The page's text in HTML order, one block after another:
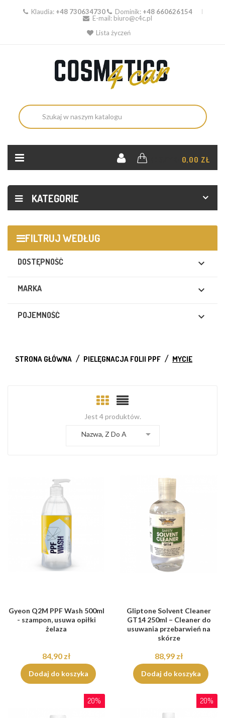
Klaudia: +48 730634730 Dominik: +48 660626154
E-mail: biuro@c4c.pl
Lista życzeń
0,00 ZŁ
KATEGORIE
FILTRUJ WEDŁUG
DOSTĘPNOŚĆ 
MARKA 
POJEMNOŚĆ 
STRONA GŁÓWNA PIELĘGNACJA FOLII PPF MYCIE
Jest 4 produktów.
Nazwa, Z Do A 
Gyeon Q2M PPF Wash 500ml
- szampon, usuwa opiłki
żelaza
84,90 zł
Dodaj do koszyka
Gliptone Solvent Cleaner
GT14 250ml – Cleaner do
usuwania przebarwień na
skórze
88,99 zł
Dodaj do koszyka
20% 20%